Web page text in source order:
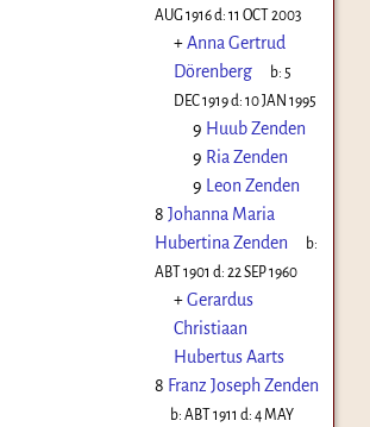
AUG 1916d: 11 OCT 2003
+Anna Gertrud
Dörenberg
b: 5
DEC 1919d: 10 JAN 1995
9 Huub Zenden
9 Ria Zenden
9 Leon Zenden
8 Johanna Maria
Hubertina Zenden
b:
ABT 1901 d: 22 SEP 1960
+Gerardus
Christiaan
Hubertus Aarts
8 Franz Joseph Zenden
b:ABT 1911 d:4 MAY